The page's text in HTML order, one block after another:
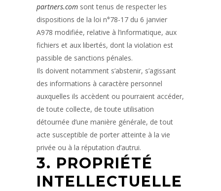
partners.com sont tenus de respecter les
dispositions de la loi n°78-17 du 6 janvier
A978 modifiée, relative à l’informatique, aux
fichiers et aux libertés, dont la violation est
passible de sanctions pénales.
Ils doivent notamment s’abstenir, s’agissant
des informations à caractère personnel
auxquelles ils accèdent ou pourraient accéder,
de toute collecte, de toute utilisation
détournée d’une manière générale, de tout
acte susceptible de porter atteinte à la vie
privée ou à la réputation d’autrui.
3. PROPRIÉTÉ
INTELLECTUELLE